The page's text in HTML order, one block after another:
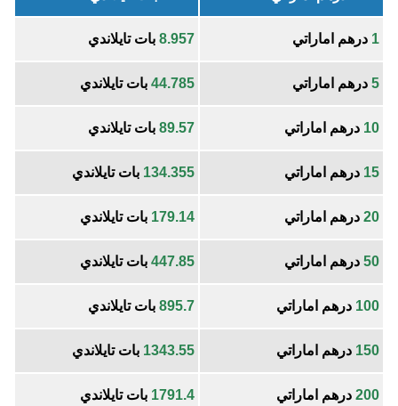
1 درهم اماراتي 8.957 بات تايلاندي
5 درهم اماراتي 44.785 بات تايلاندي
10 درهم اماراتي 89.57 بات تايلاندي
15 درهم اماراتي 134.355 بات تايلاندي
20 درهم اماراتي 179.14 بات تايلاندي
50 درهم اماراتي 447.85 بات تايلاندي
100 درهم اماراتي 895.7 بات تايلاندي
150 درهم اماراتي 1343.55 بات تايلاندي
200 درهم اماراتي 1791.4 بات تايلاندي